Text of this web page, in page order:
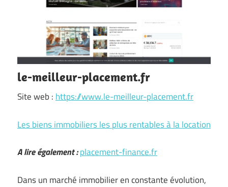
le-meilleur-placement.fr
Site web : https://www.le-meilleur-placement.fr
Les biens immobiliers les plus rentables à la location
A lire également :placement-finance.fr
Dans un marché immobilier en constante évolution,